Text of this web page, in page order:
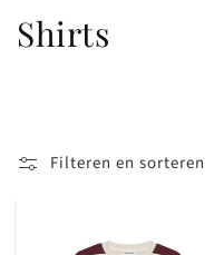
C
l
Shirts
Filteren en sorteren